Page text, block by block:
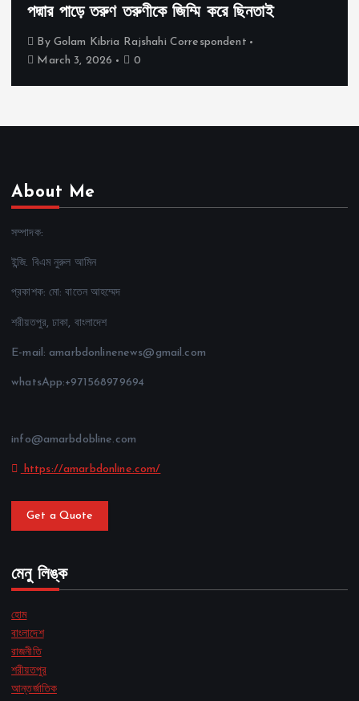
পদ্মার পাড়ে তরুণ তরুণীকে জিম্মি করে ছিনতাই
By Golam Kibria Rajshahi Correspondent
March 3, 2026
0
About Me
সম্পাদক:
ইন্জি. বিএম নুরুল আমিন
প্রকাশক: মো: বাতেন আহম্মেদ
শরীয়তপুর, ঢাকা, বাংলাদেশ
E-mail: amarbdonlinenews@gmail.com
whatsApp:+971568979694
info@amarbdobline.com
https://amarbdonline.com/
Get a Quote
মেনু লিঙ্ক
হোম
বাংলাদেশ
রাজনীতি
শরীয়তপুর
আন্তর্জাতিক